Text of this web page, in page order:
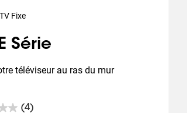
Fixe
Série
téléviseur au ras du mur
(4)